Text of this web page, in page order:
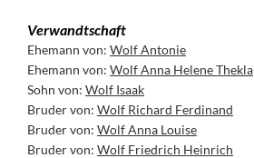
Verwandtschaft
Ehemann von: Wolf Antonie
Ehemann von: Wolf Anna Helene Thekla
Sohn von: Wolf Isaak
Bruder von: Wolf Richard Ferdinand
Bruder von: Wolf Anna Louise
Bruder von: Wolf Friedrich Heinrich